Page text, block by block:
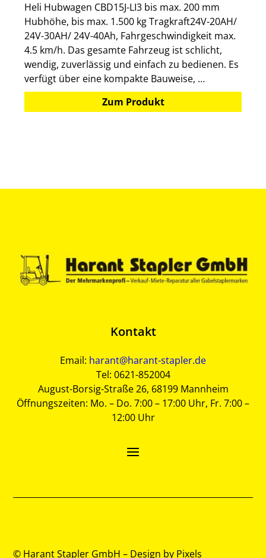
Heli Hubwagen CBD15J-LI3 bis max. 200 mm
Hubhöhe, bis max. 1.500 kg Tragkraft24V-20AH/
24V-30AH/ 24V-40Ah, Fahrgeschwindigkeit max.
4.5 km/h. Das gesamte Fahrzeug ist schlicht,
wendig, zuverlässig und einfach zu bedienen. Es
verfügt über eine kompakte Bauweise, …
Zum Produkt
Kontakt
Email: harant@harant-stapler.de
Tel: 0621-852004
August-Borsig-Straße 26, 68199 Mannheim
Öffnungszeiten: Mo. – Do. 7:00 – 17:00 Uhr, Fr. 7:00 –
12:00 Uhr
© Harant Stapler GmbH – Design by Pixels